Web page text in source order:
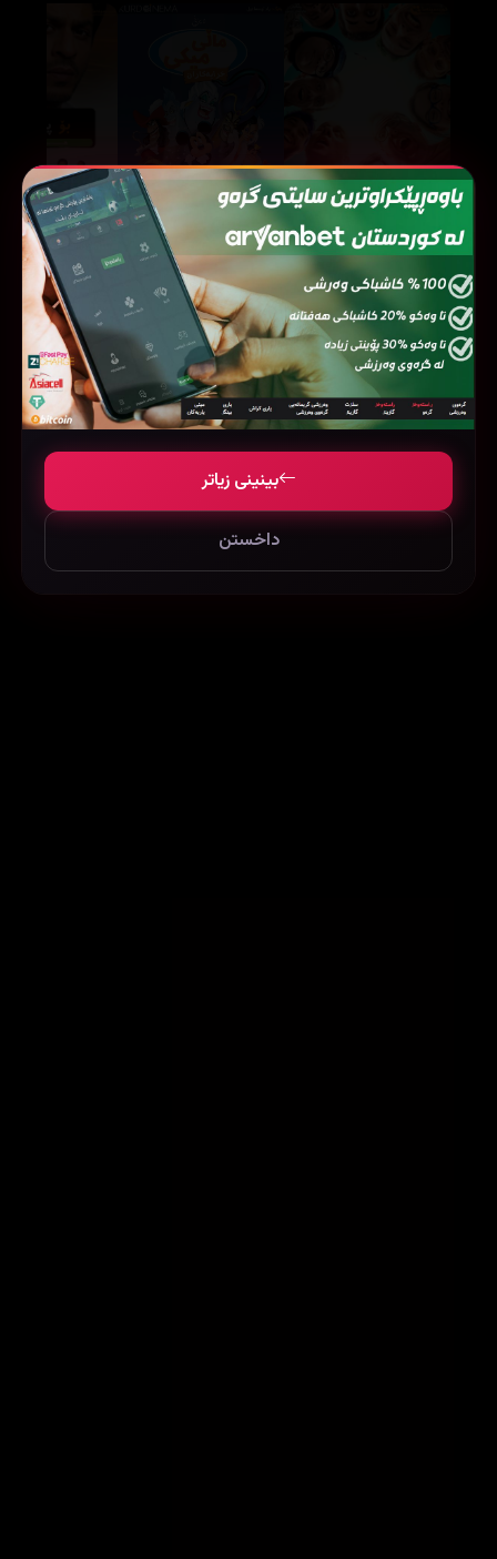
Champions (2018)
52833
54601
73762
بینینی زیاتر
داخستن